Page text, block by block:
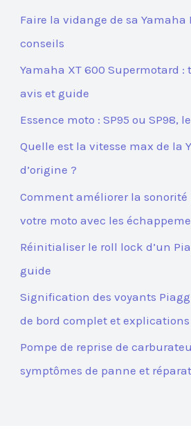
Faire la vidange de sa
conseils
Yamaha XT 600 Supermotard
avis et guide
Essence moto : SP95 ou SP98,
Quelle est la vitesse max de la
d’origine ?
Comment améliorer la sonorité
votre moto avec les
Réinitialiser le roll lock d’un
guide
Signification des voyants
de bord complet et explications
Pompe de reprise de
symptômes de panne et